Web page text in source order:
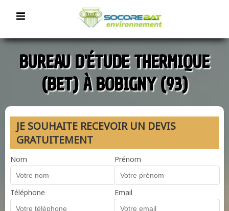
BUREAU D'ÉTUDE THERMIQUE
(BET) À BOBIGNY (93)
JE SOUHAITE RECEVOIR UN DEVIS
GRATUITEMENT
Nom Prénom
Téléphone Email